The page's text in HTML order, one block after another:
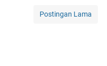
Postingan Lama